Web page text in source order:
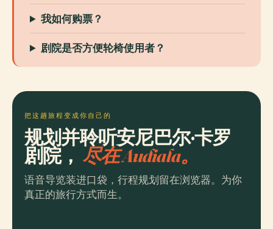
我如何购票？
剧院是否方便轮椅使用者？
把这趟旅程变成你自己的
规划并聆听安尼巴尔·卡罗
剧院， 尽在 Audiala。
语音导览装进口袋，行程规划留在浏览器。为你
真正的旅行方式而生。